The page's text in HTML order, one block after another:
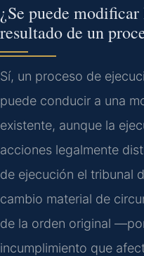
¿Se puede
resultado de un
Sí, un proceso de
puede conducir a una
existente, aunque la
acciones legalmente
de ejecución el tribunal
cambio material de
de la orden original
incumplimiento que